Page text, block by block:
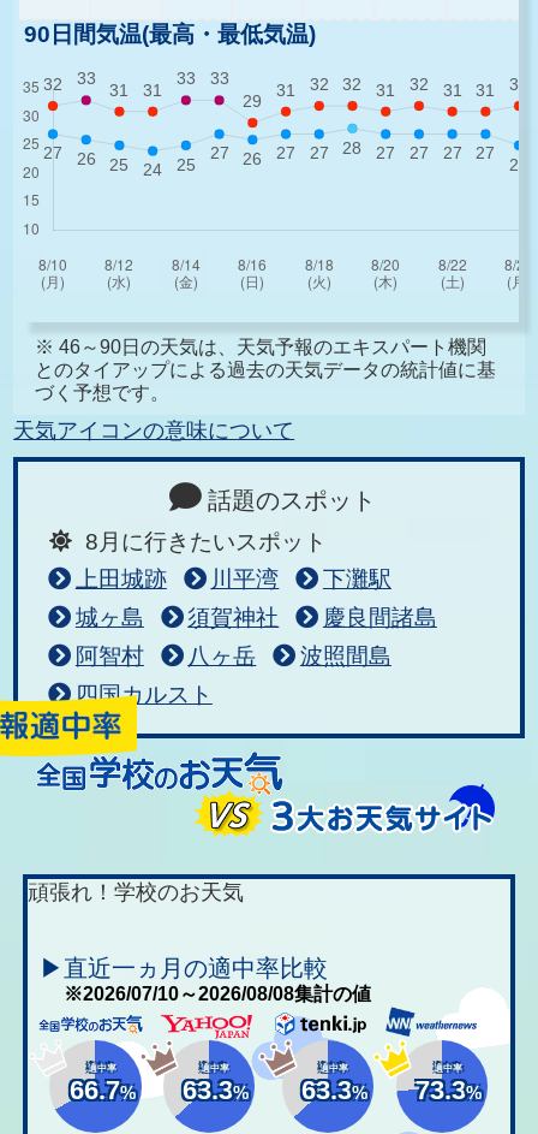
90日間気温(最高・最低気温)
※ 46～90日の天気は、天気予報のエキスパート機関
とのタイアップによる過去の天気データの統計値に基
づく予想です。
天気アイコンの意味について
話題のスポット
8月に行きたいスポット
上田城跡
川平湾
下灘駅
城ヶ島
須賀神社
慶良間諸島
阿智村
八ヶ岳
波照間島
四国カルスト
頑張れ！学校のお天気
▶直近一ヵ月の適中率比較
※2026/07/10～2026/08/08集計の値
適中率
66.7%
適中率
63.3%
適中率
63.3%
適中率
73.3%